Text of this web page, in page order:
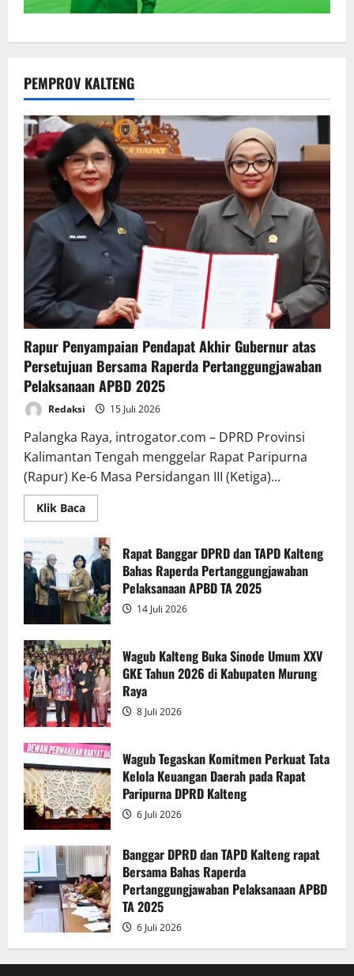
PEMPROV KALTENG
Rapur Penyampaian Pendapat Akhir Gubernur atas
Persetujuan Bersama Raperda Pertanggungjawaban
Pelaksanaan APBD 2025
Redaksi 15 Juli 2026
Palangka Raya, introgator.com – DPRD Provinsi
Kalimantan Tengah menggelar Rapat Paripurna
(Rapur) Ke-6 Masa Persidangan III (Ketiga)...
Klik BacaRead
more
Rapur
Penyampaian
Pendapat
Akhir
Gubernur
atas
Persetujuan
Bersama
Raperda
Pertanggungjawaban
Pelaksanaan
APBD
2025
Rapat Banggar DPRD dan TAPD Kalteng
Bahas Raperda Pertanggungjawaban
Pelaksanaan APBD TA 2025
14 Juli 2026
Wagub Kalteng Buka Sinode Umum XXV
GKE Tahun 2026 di Kabupaten Murung
Raya
8 Juli 2026
Wagub Tegaskan Komitmen Perkuat Tata
Kelola Keuangan Daerah pada Rapat
Paripurna DPRD Kalteng
6 Juli 2026
Banggar DPRD dan TAPD Kalteng rapat
Bersama Bahas Raperda
Pertanggungjawaban Pelaksanaan APBD
TA 2025
6 Juli 2026